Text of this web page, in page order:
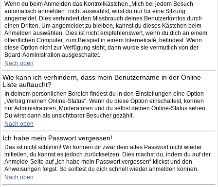
Wenn du beim Anmelden das Kontrollkästchen „Mich bei jedem Besuch
automatisch anmelden“ nicht auswählst, wirst du nur für eine Sitzung
angemeldet. Dies verhindert den Missbrauch deines Benutzerkontos durch
einen Dritten. Um angemeldet zu bleiben, kannst du dieses Kästchen beim
Anmelden auswählen. Dies ist nicht empfehlenswert, wenn du dich an einem
öffentlichen Computer, zum Beispiel in einem Internetcafé, befindest. Wenn
diese Option nicht zur Verfügung steht, dann wurde sie vermutlich von der
Board-Administration ausgeschaltet.
Nach oben
Wie kann ich verhindern, dass mein Benutzername in der Online-
Liste auftaucht?
In deinem persönlichen Bereich findest du in den Einstellungen eine Option
„Verbirg meinen Online-Status“. Wenn du diese Option einschaltest, können
nur Administratoren, Moderatoren und du selbst deinen Online-Status sehen.
Du wirst dann als unsichtbarer Besucher gezählt.
Nach oben
Ich habe mein Passwort vergessen!
Das ist nicht schlimm! Wir können dir zwar dein altes Passwort nicht wieder
mitteilen, du kannst es jedoch zurücksetzen. Dies machst du, indem du auf der
Anmelde-Seite auf „Ich habe mein Passwort vergessen“ klickst und den
Anweisungen folgst. So solltest du dich schnell wieder anmelden können.
Nach oben